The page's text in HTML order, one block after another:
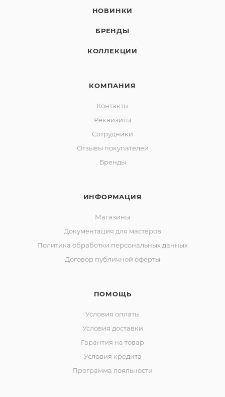
НОВИНКИ
БРЕНДЫ
КОЛЛЕКЦИИ
КОМПАНИЯ
Контакты
Реквизиты
Сотрудники
Отзывы покупателей
Бренды
ИНФОРМАЦИЯ
Магазины
Документация для мастеров
Политика обработки персональных данных
Договор публичной оферты
ПОМОЩЬ
Условия оплаты
Условия доставки
Гарантия на товар
Условия кредита
Программа лояльности